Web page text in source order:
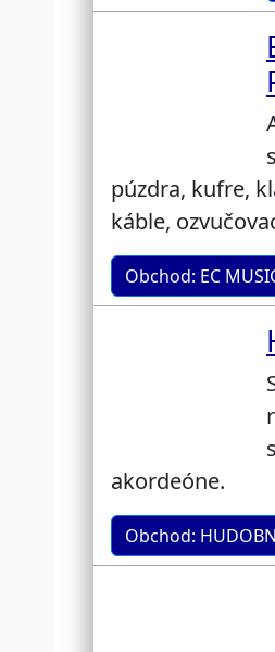
púzdra, kufre,
káble,
Obchod: EC
akordeóne.
Obchod: